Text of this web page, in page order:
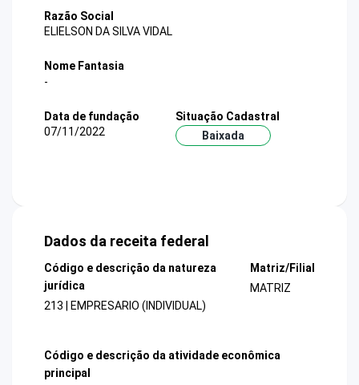
Razão Social
ELIELSON DA SILVA VIDAL
Nome Fantasia
-
Data de fundação
07/11/2022
Situação Cadastral
Baixada
Dados da receita federal
Código e descrição da natureza
jurídica
213 | EMPRESARIO (INDIVIDUAL)
Matriz/Filial
MATRIZ
Código e descrição da atividade econômica
principal